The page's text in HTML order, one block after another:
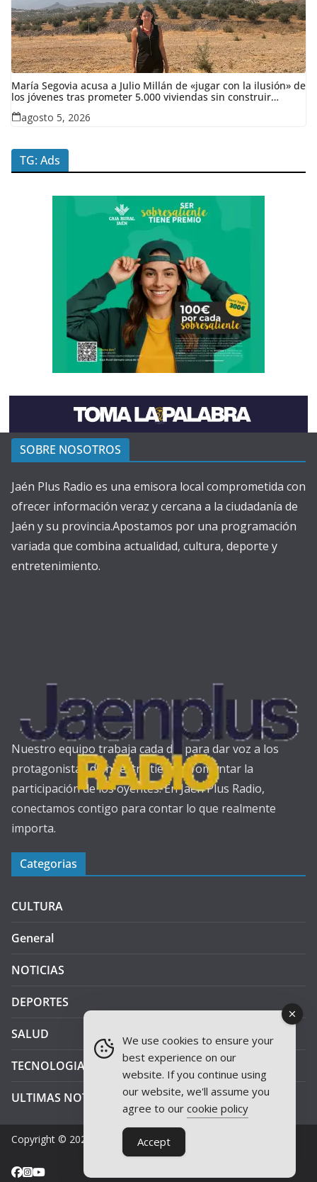
María Segovia acusa a Julio Millán de «jugar con la ilusión» de
los jóvenes tras prometer 5.000 viviendas sin construir
ninguna en siete años
agosto 5, 2026
TG: Ads
SOBRE NOSOTROS
Jaén Plus Radio es una emisora local comprometida con
ofrecer información veraz y cercana a la ciudadanía de
Jaén y su provincia.Apostamos por una programación
variada que combina actualidad, cultura, deporte y
entretenimiento.
Nuestro equipo trabaja cada día para dar voz a los
protagonistas de nuestra tierra y fomentar la
participación de los oyentes. En Jaén Plus Radio,
conectamos contigo para contar lo que realmente
importa.
Categorias
CULTURA
General
NOTICIAS
DEPORTES
SALUD
TECNOLOGIA
ULTIMAS NOTICIAS
Copyright © 2026 JAEN PLUS RADIO
We use cookies to ensure your
best experience on our
website. If you continue using
our website, we'll assume you
agree to our cookie policy
Accept